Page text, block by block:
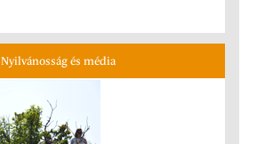
Nyilvánosság és média